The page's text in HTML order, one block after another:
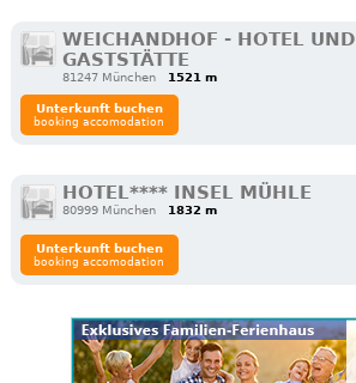
WEICHANDHOF - HOTEL UND
GASTSTÄTTE
81247 München 1521 m
Unterkunft buchen
booking accomodation
HOTEL**** INSEL MÜHLE
80999 München 1832 m
Unterkunft buchen
booking accomodation